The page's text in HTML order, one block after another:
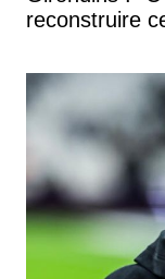
reconstruire